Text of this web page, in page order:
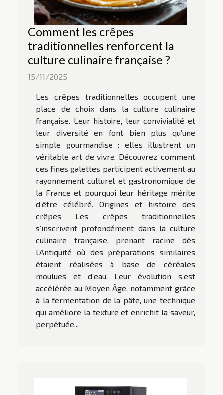
Comment les crêpes
traditionnelles renforcent la
culture culinaire française ?
15/11/2025
Les crêpes traditionnelles occupent une
place de choix dans la culture culinaire
française. Leur histoire, leur convivialité et
leur diversité en font bien plus qu’une
simple gourmandise : elles illustrent un
véritable art de vivre. Découvrez comment
ces fines galettes participent activement au
rayonnement culturel et gastronomique de
la France et pourquoi leur héritage mérite
d’être célébré. Origines et histoire des
crêpes Les crêpes traditionnelles
s’inscrivent profondément dans la culture
culinaire française, prenant racine dès
l’Antiquité où des préparations similaires
étaient réalisées à base de céréales
moulues et d’eau. Leur évolution s’est
accélérée au Moyen Âge, notamment grâce
à la fermentation de la pâte, une technique
qui améliore la texture et enrichit la saveur,
perpétuée...